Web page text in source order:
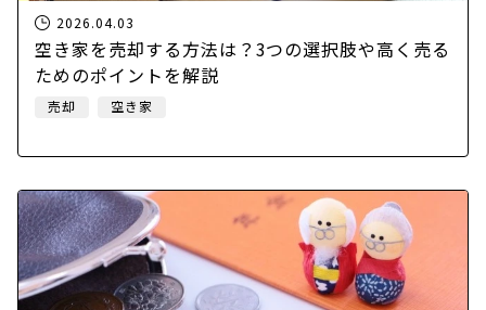
2026.04.03
空き家を売却する方法は？3つの選択肢や高く売る
ためのポイントを解説
売却 空き家